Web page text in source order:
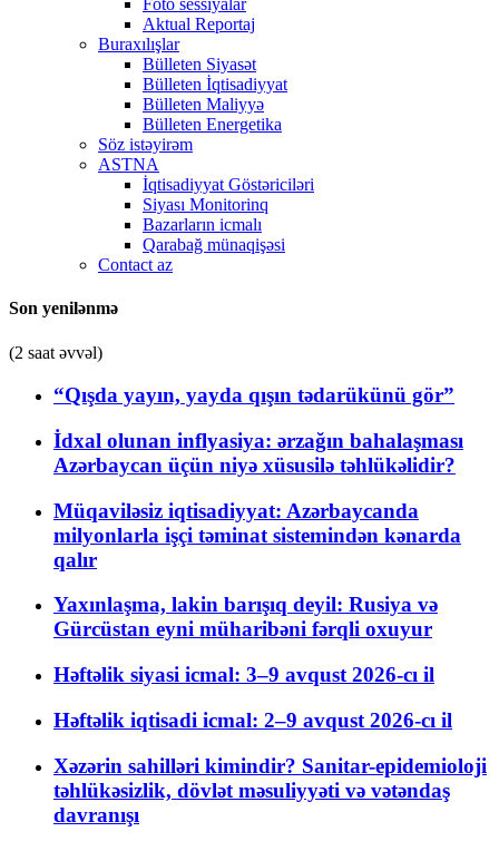
Foto sessiyalar
Aktual Reportaj
Buraxılışlar
Bülleten Siyasət
Bülleten İqtisadiyyat
Bülleten Maliyyə
Bülleten Energetika
Söz istəyirəm
ASTNA
İqtisadiyyat Göstəriciləri
Siyası Monitorinq
Bazarların icmalı
Qarabağ münaqişəsi
Contact az
Son yenilənmə
(2 saat əvvəl)
“Qışda yayın, yayda qışın tədarükünü gör”
İdxal olunan inflyasiya: ərzağın bahalaşması
Azərbaycan üçün niyə xüsusilə təhlükəlidir?
Müqaviləsiz iqtisadiyyat: Azərbaycanda
milyonlarla işçi təminat sistemindən kənarda
qalır
Yaxınlaşma, lakin barışıq deyil: Rusiya və
Gürcüstan eyni müharibəni fərqli oxuyur
Həftəlik siyasi icmal: 3–9 avqust 2026-cı il
Həftəlik iqtisadi icmal: 2–9 avqust 2026-cı il
Xəzərin sahilləri kimindir? Sanitar-epidemioloji
təhlükəsizlik, dövlət məsuliyyəti və vətəndaş
davranışı